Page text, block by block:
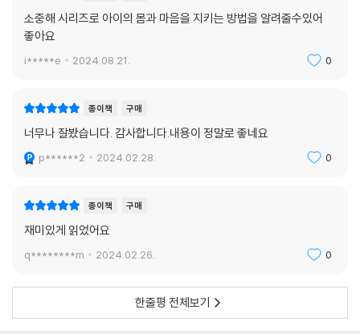
소중해 시리즈로 아이의 몸과 마음을 지키는 방법을 알려줄수있어
좋아요
i*****e 2024.08.21. 0
종이책 구매
너무나 잘봤습니다. 감사합니다.내용이 정말로 좋네요
p******2 2024.02.28. 0
종이책 구매
재미있게 읽었어요
q********m 2024.02.26. 0
한줄평 전체보기